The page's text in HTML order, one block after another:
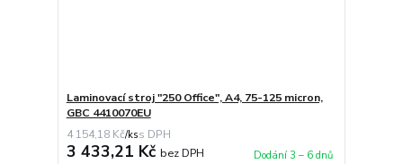
Laminovací stroj "250 Office", A4, 75-125 micron,
GBC 4410070EU
4 154,18 Kč/ks
3 433,21 Kč bez DPH Dodání 3 – 6 dnů